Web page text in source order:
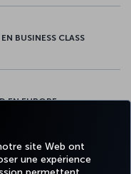
site Web ont
une expérience
BUSINESS CLASS
EN EUROPE